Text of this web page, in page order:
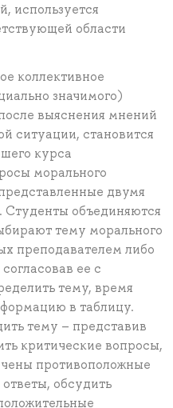
используется
области
коллективное
значимого)
выяснения мнений
ситуации, становится
курса
морального
двумя
объединяются
тему морального
преподавателем либо
ее с
тему, время
в таблицу.
тему – представив
критические вопросы,
противоположные
обсудить